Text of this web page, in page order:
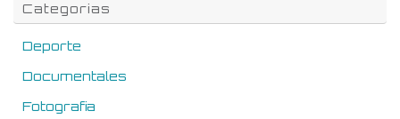
Categorias
Deporte
Documentales
Fotografia